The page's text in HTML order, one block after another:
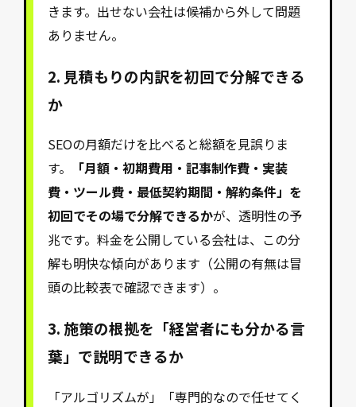
きます。出せない会社は候補から外して問題
ありません。
2. 見積もりの内訳を初回で分解できる
か
SEOの月額だけを比べると総額を見誤りま
す。
「月額・初期費用・記事制作費・実装
費・ツール費・最低契約期間・解約条件」を
初回でその場で分解できるかが、透明性の予
兆です。料金を公開している会社は、この分
解も明快な傾向があります（公開の有無は冒
頭の比較表で確認できます）。
3. 施策の根拠を「経営者にも分かる言
葉」で説明できるか
「アルゴリズムが」「専門的なので任せてく